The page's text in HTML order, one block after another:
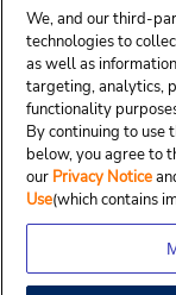
Partenaires de
We, and our third-
technologies to
as well as
targeting, analytics,
functionality
By continuing to use
below, you agree to
our Privacy Notice
Use(which contains